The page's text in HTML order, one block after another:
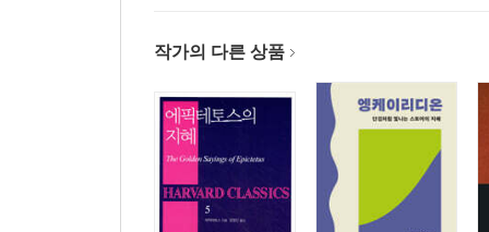
작가의 다른 상품